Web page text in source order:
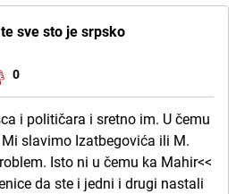
sve sto je srpsko
0
i političara i sretno im. U čemu
slavimo Izatbegovića ili M.
Isto ni u čemu ka Mahir<<
da ste i jedni i drugi nastali